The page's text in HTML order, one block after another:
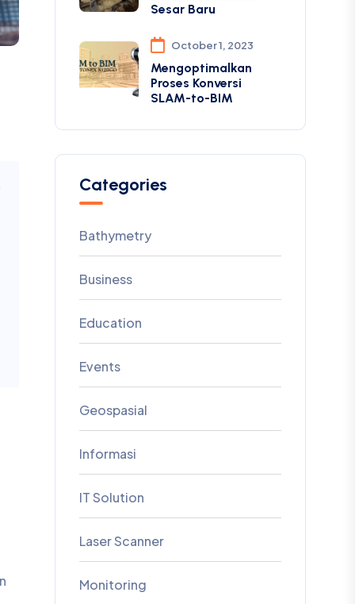
Sesar Baru
October 1, 2023
Mengoptimalkan
Proses Konversi
SLAM-to-BIM
Categories
Bathymetry
Business
Education
Events
Geospasial
Informasi
IT Solution
Laser Scanner
Monitoring